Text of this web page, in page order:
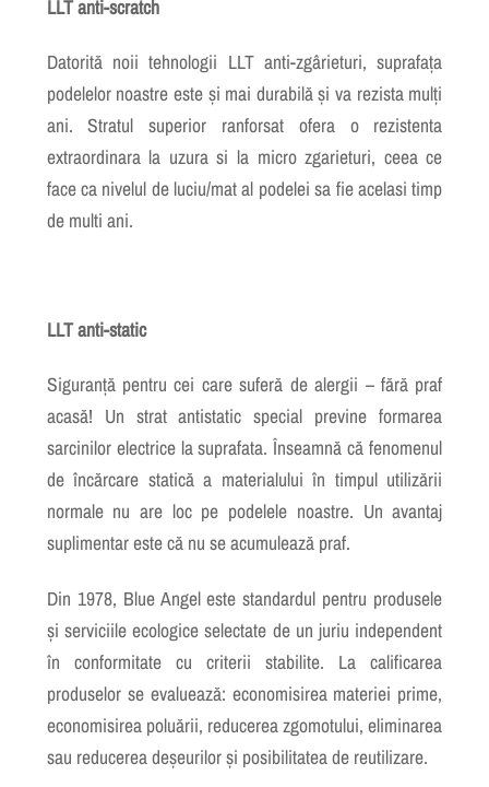
LLT anti-scratch
Datorită noii tehnologii LLT anti-zgârieturi, suprafața
podelelor noastre este și mai durabilă și va rezista mulți
ani. Stratul superior ranforsat ofera o rezistenta
extraordinara la uzura si la micro zgarieturi, ceea ce
face ca nivelul de luciu/mat al podelei sa fie acelasi timp
de multi ani.
LLT anti-static
Siguranță pentru cei care suferă de alergii – fără praf
acasă! Un strat antistatic special previne formarea
sarcinilor electrice la suprafata. Înseamnă că fenomenul
de încărcare statică a materialului în timpul utilizării
normale nu are loc pe podelele noastre. Un avantaj
suplimentar este că nu se acumulează praf.
Din 1978, Blue Angel este standardul pentru produsele
și serviciile ecologice selectate de un juriu independent
în conformitate cu criterii stabilite. La calificarea
produselor se evaluează: economisirea materiei prime,
economisirea poluării, reducerea zgomotului, eliminarea
sau reducerea deșeurilor și posibilitatea de reutilizare.